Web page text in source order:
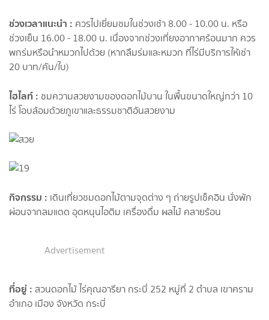
ช่วงเวลาแนะนำ : ควรไปเยี่ยมชมในช่วงเช้า 8.00 - 10.00 น. หรือ
ช่วงเย็น 16.00 - 18.00 น. เนื่องจากช่วงเที่ยงอากาศร้อนมาก ควร
พกร่มหรือนำหมวกไปด้วย (หากลืมร่มและหมวก ที่ไร่มีบริการให้เช่า
20 บาท/คัน/ใบ)
ไฮไลท์ : ชมความสวยงามของดอกไม้บาน ในพื้นขนาดใหญ่กว่า 10
ไร่ โอบล้อมด้วยภูเขาและธรรมชาติอันสวยงาม
กิจกรรม : เดินเที่ยวชมดอกไม้ตามจุดต่าง ๆ ถ่ายรูปเช็คอิน นั่งพัก
ผ่อนจากลมแดด อุดหนุนไอติม เครื่องดื่ม ผลไม้ คลายร้อน
Advertisement
ที่อยู่ : สวนดอกไม้ ไร่คุณอารียา กระบี่ 252 หมู่ที่ 2 ตำบล เขาคราม
อำเภอ เมือง จังหวัด กระบี่